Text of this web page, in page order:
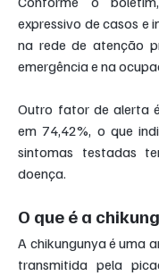
expressivo de casos e
na rede de atenção
emergência e na
Outro fator de alerta
em 74,42%, o que
sintomas testadas
doença.
O que é a
A chikungunya é uma
transmitida pela